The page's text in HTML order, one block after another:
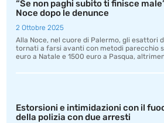
“Se non paghi subito ti finisce
Noce dopo le denunce
2 Ottobre 2025
Alla Noce, nel cuore di Palermo, gli esattori
tornati a farsi avanti con metodi parecchio
euro a Natale e 1500 euro a Pasqua,
Estorsioni e intimidazioni con il
della polizia con due arresti